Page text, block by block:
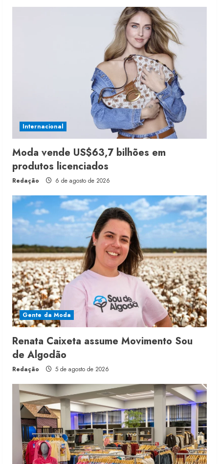
Internacional
Moda vende US$63,7 bilhões em
produtos licenciados
Redação 6 de agosto de 2026
Gente da Moda
Renata Caixeta assume Movimento Sou
de Algodão
Redação 5 de agosto de 2026